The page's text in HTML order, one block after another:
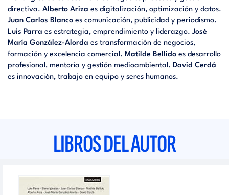
directiva. Alberto Ariza es digitalización, optimización y datos.
Juan Carlos Blanco es comunicación, publicidad y periodismo.
Luis Parra es estrategia, emprendimiento y liderazgo. José
María González-Alorda es transformación de negocios,
formación y excelencia comercial. Matilde Bellido es desarrollo
profesional, mentoría y gestión medioambiental. David Cerdá
es innovación, trabajo en equipo y seres humanos.
LIBROS DEL AUTOR